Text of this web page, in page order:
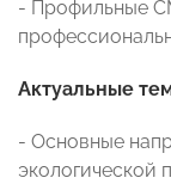
- Профильные
Актуальные
- Основные
экологической